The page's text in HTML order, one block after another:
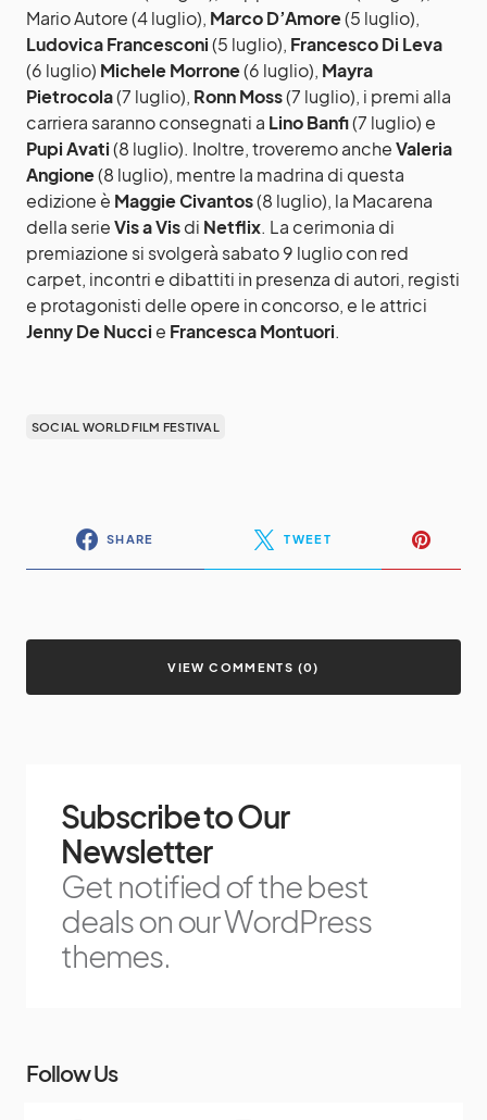
Mario Autore (4 luglio), Marco D’Amore(5 luglio),
Ludovica Francesconi(5 luglio), Francesco Di Leva
(6 luglio) Michele Morrone(6 luglio), Mayra
Pietrocola(7 luglio), Ronn Moss(7 luglio), i premi alla
carriera saranno consegnati a Lino Banfi(7 luglio) e
Pupi Avati(8 luglio). Inoltre, troveremo ancheValeria
Angione(8 luglio), mentre la madrina di questa
edizione è Maggie Civantos(8 luglio), la Macarena
della serieVis a Visdi Netflix. La cerimonia di
premiazione si svolgerà sabato 9 luglio con red
carpet, incontri e dibattiti in presenza di autori, registi
e protagonisti delle opere in concorso, e le attrici
Jenny De Nucci e Francesca Montuori.
SOCIAL WORLD FILM FESTIVAL
SHARE TWEET
VIEW COMMENTS (0)
Subscribe to Our
Newsletter
Get notified of the best
deals on our WordPress
themes.
Follow Us